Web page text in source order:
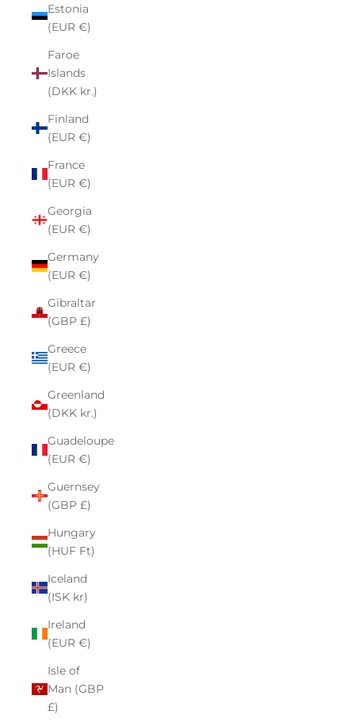
Estonia
(EUR €)
Faroe
Islands
(DKK kr.)
Finland
(EUR €)
France
(EUR €)
Georgia
(EUR €)
Germany
(EUR €)
Gibraltar
(GBP £)
Greece
(EUR €)
Greenland
(DKK kr.)
Guadeloupe
(EUR €)
Guernsey
(GBP £)
Hungary
(HUF Ft)
Iceland
(ISK kr)
Ireland
(EUR €)
Isle of
Man (GBP
£)